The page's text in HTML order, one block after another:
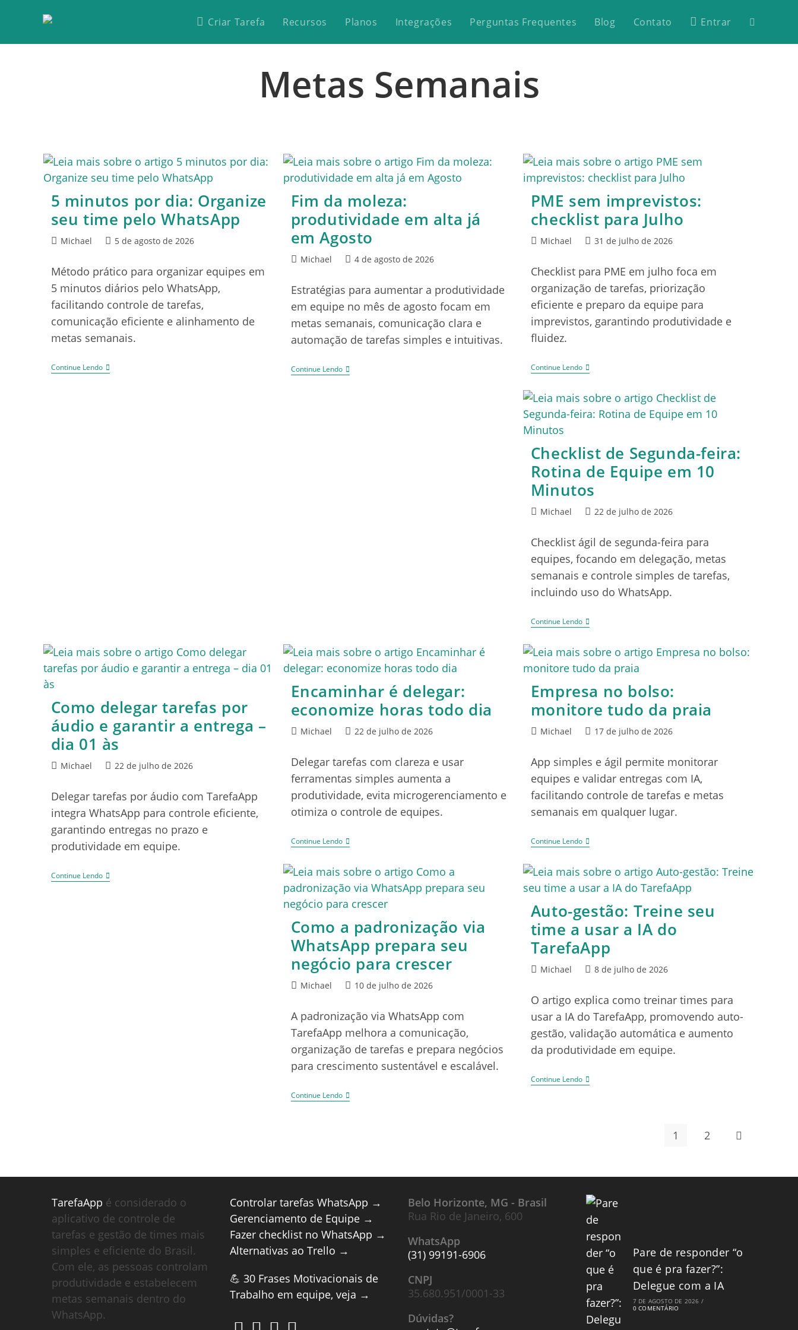
Criar Tarefa Recursos Planos Integrações Perguntas Frequentes Blog Contato Entrar
Metas Semanais
5 minutos por dia: Organize
seu time pelo WhatsApp
Michael 5 de agosto de 2026
Método prático para organizar equipes em
5 minutos diários pelo WhatsApp,
facilitando controle de tarefas,
comunicação eficiente e alinhamento de
metas semanais.
Continue Lendo
Fim da moleza:
produtividade em alta já
em Agosto
Michael 4 de agosto de 2026
Estratégias para aumentar a produtividade
em equipe no mês de agosto focam em
metas semanais, comunicação clara e
automação de tarefas simples e intuitivas.
Continue Lendo
PME sem imprevistos:
checklist para Julho
Michael 31 de julho de 2026
Checklist para PME em julho foca em
organização de tarefas, priorização
eficiente e preparo da equipe para
imprevistos, garantindo produtividade e
fluidez.
Continue Lendo
Checklist de Segunda-feira:
Rotina de Equipe em 10
Minutos
Michael 22 de julho de 2026
Checklist ágil de segunda-feira para
equipes, focando em delegação, metas
semanais e controle simples de tarefas,
incluindo uso do WhatsApp.
Continue Lendo
Como delegar tarefas por
áudio e garantir a entrega –
dia 01 às
Michael 22 de julho de 2026
Delegar tarefas por áudio com TarefaApp
integra WhatsApp para controle eficiente,
garantindo entregas no prazo e
produtividade em equipe.
Continue Lendo
Encaminhar é delegar:
economize horas todo dia
Michael 22 de julho de 2026
Delegar tarefas com clareza e usar
ferramentas simples aumenta a
produtividade, evita microgerenciamento e
otimiza o controle de equipes.
Continue Lendo
Empresa no bolso:
monitore tudo da praia
Michael 17 de julho de 2026
App simples e ágil permite monitorar
equipes e validar entregas com IA,
facilitando controle de tarefas e metas
semanais em qualquer lugar.
Continue Lendo
Como a padronização via
WhatsApp prepara seu
negócio para crescer
Michael 10 de julho de 2026
A padronização via WhatsApp com
TarefaApp melhora a comunicação,
organização de tarefas e prepara negócios
para crescimento sustentável e escalável.
Continue Lendo
Auto-gestão: Treine seu
time a usar a IA do
TarefaApp
Michael 8 de julho de 2026
O artigo explica como treinar times para
usar a IA do TarefaApp, promovendo auto-
gestão, validação automática e aumento
da produtividade em equipe.
Continue Lendo
1 2
TarefaApp é considerado o
aplicativo de controle de
tarefas e gestão de times mais
simples e eficiente do Brasil.
Com ele, as pessoas controlam
produtividade e estabelecem
metas semanais dentro do
WhatsApp.
Controlar tarefas WhatsApp →
Gerenciamento de Equipe →
Fazer checklist no WhatsApp →
Alternativas ao Trello →
💪 30 Frases Motivacionais de
Trabalho em equipe, veja →
Belo Horizonte, MG - Brasil
Rua Rio de Janeiro, 600
WhatsApp
(31) 99191-6906
CNPJ
35.680.951/0001-33
Dúvidas?
Pare de responder “o
que é pra fazer?”:
Delegue com a IA
7 DE AGOSTO DE 2026 /
0 COMENTÁRIO